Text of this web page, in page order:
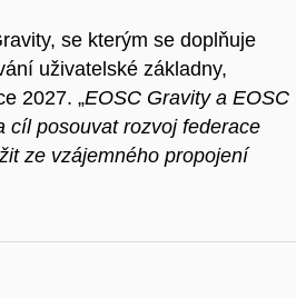
se kterým se doplňuje
uživatelské základny,
2027. „EOSC Gravity a EOSC
cíl posouvat rozvoj federace
ze vzájemného propojení